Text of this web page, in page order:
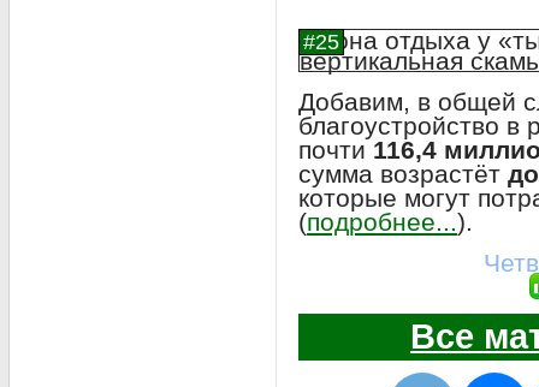
Добавим, в общей
благоустройство
почти 116,4
сумма возрастёт
которые могут
(подробнее...).
Все